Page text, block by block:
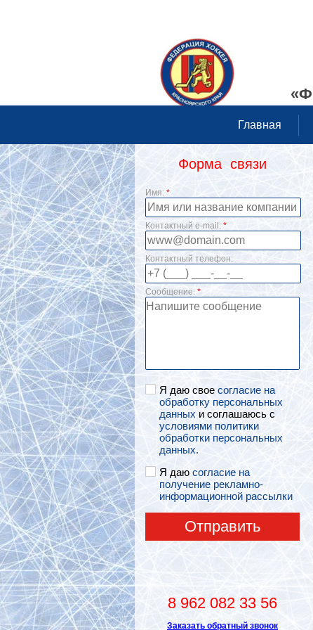
Главная
Форма связи
Имя: *
Контактный e-mail: *
Контактный телефон:
Сообщение: *
Я даю свое согласие на
обработку персональных
данных и соглашаюсь с
условиями политики
обработки персональных
данных.
Я даю согласие на
получение рекламно-
информационной рассылки
Отправить
8 962 082 33 56
Заказать обратный звонок